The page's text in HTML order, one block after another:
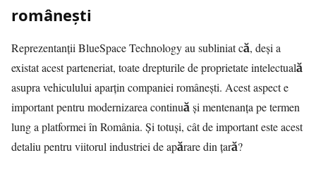
românești
Reprezentanții BlueSpace Technology au subliniat că, deși a
existat acest parteneriat, toate drepturile de proprietate intelectuală
asupra vehiculului aparțin companiei românești. Acest aspect e
important pentru modernizarea continuă și mentenanța pe termen
lung a platformei în România. Și totuși, cât de important este acest
detaliu pentru viitorul industriei de apărare din țară?